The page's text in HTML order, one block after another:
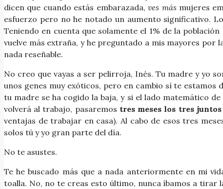
dicen que cuando estás embarazada,ves más mujeres
esfuerzo pero no he notado un aumento significativo.
Teniendo en cuenta que solamente el 1% de la
vuelve más extraña, y he preguntado a mis mayores
nada reseñable.
No creo que vayas a ser pelirroja, Inés. Tu madre y yo
unos genes muy exóticos, pero en cambio sí te
tu madre se ha cogido la baja, y si el lado matemático
volverá al trabajo, pasaremos tres meses los tres
ventajas de trabajar en casa). Al cabo de esos tres
solos tú y yo gran parte del día.
No te asustes.
Te he buscado más que a nada anteriormente en mi
toalla. No, no te creas esto último, nunca íbamos a tirar